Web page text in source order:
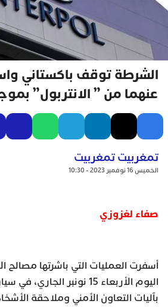
الشرطة توقف باكستاني
عنهما من ” الانتربول”
تمغربيت تمغربيت
الخميس 16 نوفمبر 2023 - 10:30
صفاء لغزوزي
أسفرت العمليات التي باشرتها مصالح
اليوم الأربعاء 15 نونبر
بآليات التعاون الأمني وملاحقة